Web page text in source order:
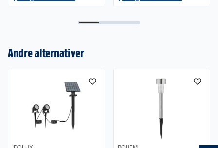
Andre alternativer
Butikker
Kontakt oss
Om oss
Våre merkevarer
Våre kjeder